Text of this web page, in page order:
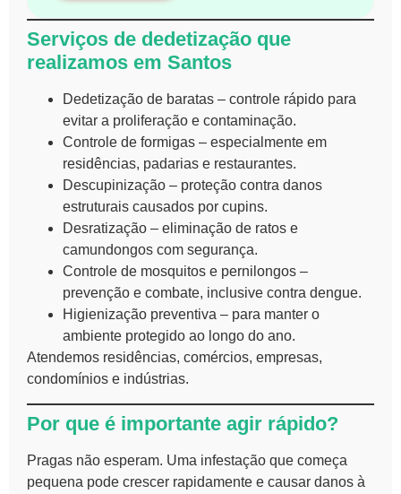
Serviços de dedetização que
realizamos em Santos
Dedetização de baratas – controle rápido para
evitar a proliferação e contaminação.
Controle de formigas – especialmente em
residências, padarias e restaurantes.
Descupinização – proteção contra danos
estruturais causados por cupins.
Desratização – eliminação de ratos e
camundongos com segurança.
Controle de mosquitos e pernilongos –
prevenção e combate, inclusive contra dengue.
Higienização preventiva – para manter o
ambiente protegido ao longo do ano.
Atendemos residências, comércios, empresas,
condomínios e indústrias.
Por que é importante agir rápido?
Pragas não esperam. Uma infestação que começa
pequena pode crescer rapidamente e causar danos à